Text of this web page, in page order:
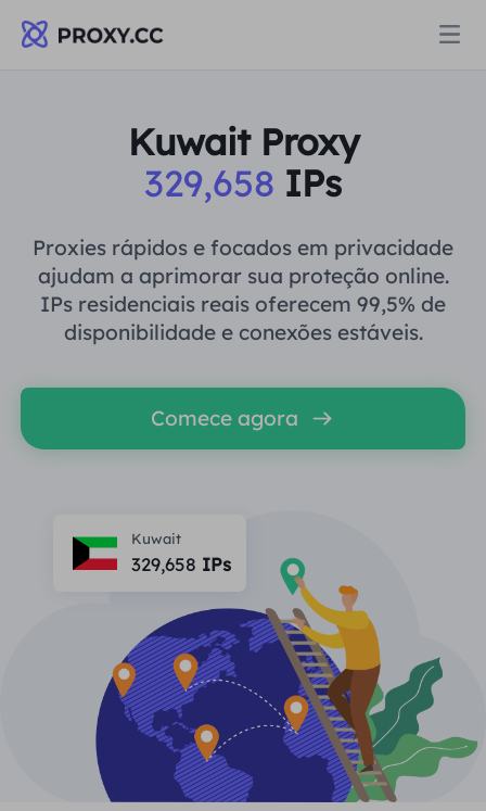
PROCURAÇÃO RESIDENCIAL
Proxy residencial estático
Proxy Residencial Ilimitado
Proxy ISP de longa duração
PROCURAÇÃO RESIDENCIAL
Procuração Residencial $0.8/GB
Proxy residencial estático $0.28/IP/Dia
Agente de data center estático
Proxy ISP de longa duração $1.4
Data for AI
POR CASO DE USO
Proteção da marca
Monitoramento de SEO
Verificação de anúncios
Raspagem e rastreamento da Web
Recursos
Programa de afiliados
Parceiros
FERRAMENTAS GRATUITAS
Verificador de proxy
Aprender
Perguntas frequentes
Blogue
Guia do usuário
中文
English
Aproveitar77% de descontoe aja agora!
Residencial $0/GB $0/dia ilimitado
Kuwait Proxy
329,658 IPs
Proxies rápidos e focados em privacidade
ajudam a aprimorar sua proteção online.
IPs residenciais reais oferecem 99,5% de
disponibilidade e conexões estáveis.
Comece agora
Kuwait
329,658 IPs